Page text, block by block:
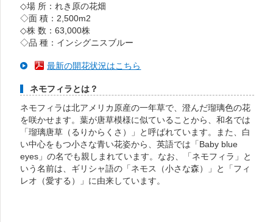
◇場 所：れき原の花畑
◇面 積：2,500m2
◇株 数：63,000株
◇品 種：インシグニスブルー
最新の開花状況はこちら
ネモフィラとは？
ネモフィラは北アメリカ原産の一年草で、澄んだ瑠璃色の花
を咲かせます。葉が唐草模様に似ていることから、和名では
「瑠璃唐草（るりからくさ）」と呼ばれています。また、白
い中心をもつ小さな青い花姿から、英語では「Baby blue
eyes」の名でも親しまれています。なお、「ネモフィラ」と
いう名前は、ギリシャ語の「ネモス（小さな森）」と「フィ
レオ（愛する）」に由来しています。